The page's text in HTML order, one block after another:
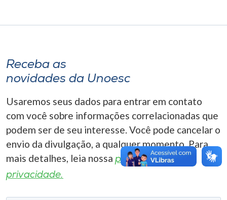
A+
Receba as
novidades da Unoesc
Usaremos seus dados para entrar em contato
com você sobre informações correlacionadas que
podem ser de seu interesse. Você pode cancelar o
envio da divulgação, a qualquer momento. Para
mais detalhes, leia nossa política de
privacidade.